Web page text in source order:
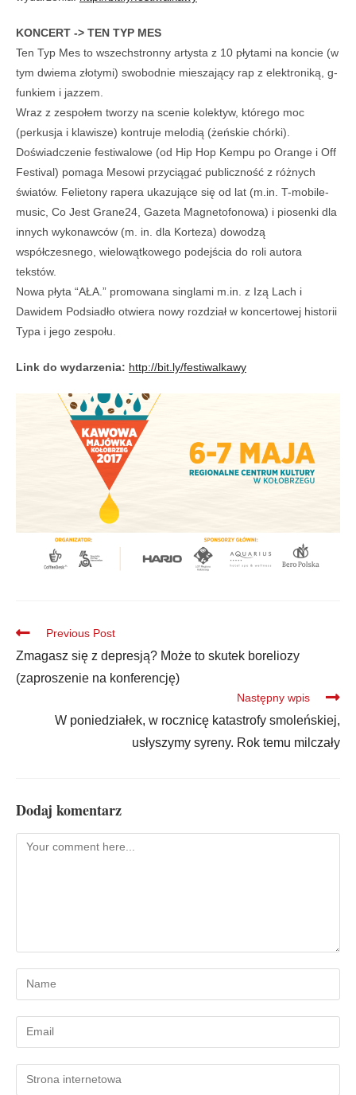
KONCERT -> TEN TYP MES
Ten Typ Mes to wszechstronny artysta z 10 płytami na koncie (w
tym dwiema złotymi) swobodnie mieszający rap z elektroniką, g-
funkiem i jazzem.
Wraz z zespołem tworzy na scenie kolektyw, którego moc
(perkusja i klawisze) kontruje melodią (żeńskie chórki).
Doświadczenie festiwalowe (od Hip Hop Kempu po Orange i Off
Festival) pomaga Mesowi przyciągać publiczność z różnych
światów. Felietony rapera ukazujące się od lat (m.in. T-mobile-
music, Co Jest Grane24, Gazeta Magnetofonowa) i piosenki dla
innych wykonawców (m. in. dla Korteza) dowodzą
współczesnego, wielowątkowego podejścia do roli autora
tekstów.
Nowa płyta “AŁA.” promowana singlami m.in. z Izą Lach i
Dawidem Podsiadło otwiera nowy rozdział w koncertowej historii
Typa i jego zespołu.
Link do wydarzenia: http://bit.ly/festiwalkawy
Previous Post
Zmagasz się z depresją? Może to skutek boreliozy
(zaproszenie na konferencję)
Następny wpis
W poniedziałek, w rocznicę katastrofy smoleńskiej,
usłyszymy syreny. Rok temu milczały
Dodaj komentarz